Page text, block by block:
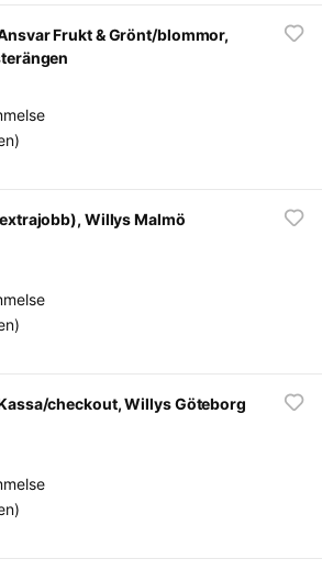
Frukt & Grönt/blommor,
Willys Malmö
checkout, Willys Göteborg